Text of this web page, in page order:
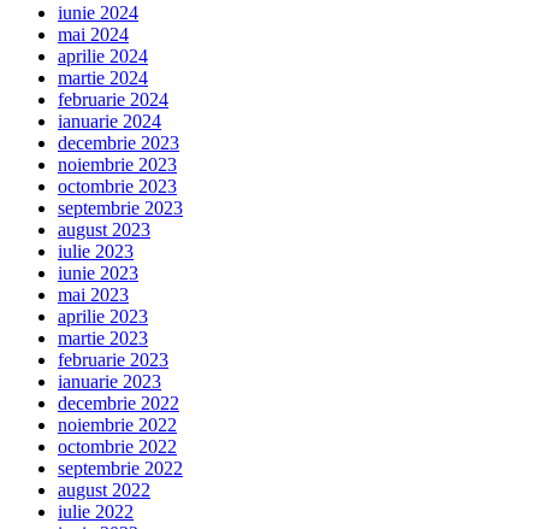
iunie 2024
mai 2024
aprilie 2024
martie 2024
februarie 2024
ianuarie 2024
decembrie 2023
noiembrie 2023
octombrie 2023
septembrie 2023
august 2023
iulie 2023
iunie 2023
mai 2023
aprilie 2023
martie 2023
februarie 2023
ianuarie 2023
decembrie 2022
noiembrie 2022
octombrie 2022
septembrie 2022
august 2022
iulie 2022